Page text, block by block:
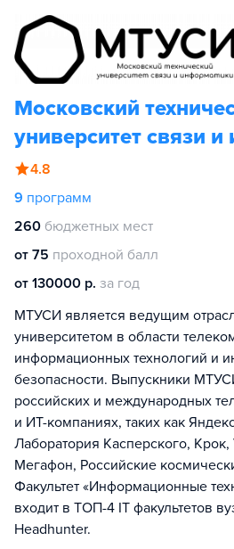
Московский
университет связи
4.8
9 программ
260 бюджетных мест
от 75 проходной балл
от 130000 р. за год
МТУСИ является ведущим
университетом в области
информационных технологий и
безопасности. Выпускники
российских и международных
и ИТ-компаниях, таких как
Лаборатория Касперского,
Мегафон, Российские
Факультет «Информационные
входит в ТОП-4 IT факультетов
Headhunter.